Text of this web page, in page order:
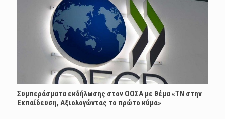
Συμπεράσματα εκδήλωσης στον ΟΟΣΑ με θέμα «ΤΝ στην
Εκπαίδευση, Αξιολογώντας το πρώτο κύμα»